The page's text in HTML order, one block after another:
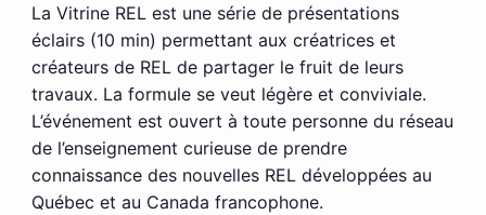
La Vitrine REL est une série de présentations
éclairs (10 min) permettant aux créatrices et
créateurs de REL de partager le fruit de leurs
travaux. La formule se veut légère et conviviale.
L’événement est ouvert à toute personne du réseau
de l’enseignement curieuse de prendre
connaissance des nouvelles REL développées au
Québec et au Canada francophone.